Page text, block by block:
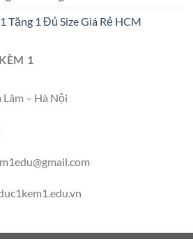
Tặng 1 Đủ Size Giá Rẻ HCM
1
– Hà Nội